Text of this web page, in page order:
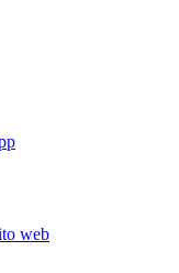
web